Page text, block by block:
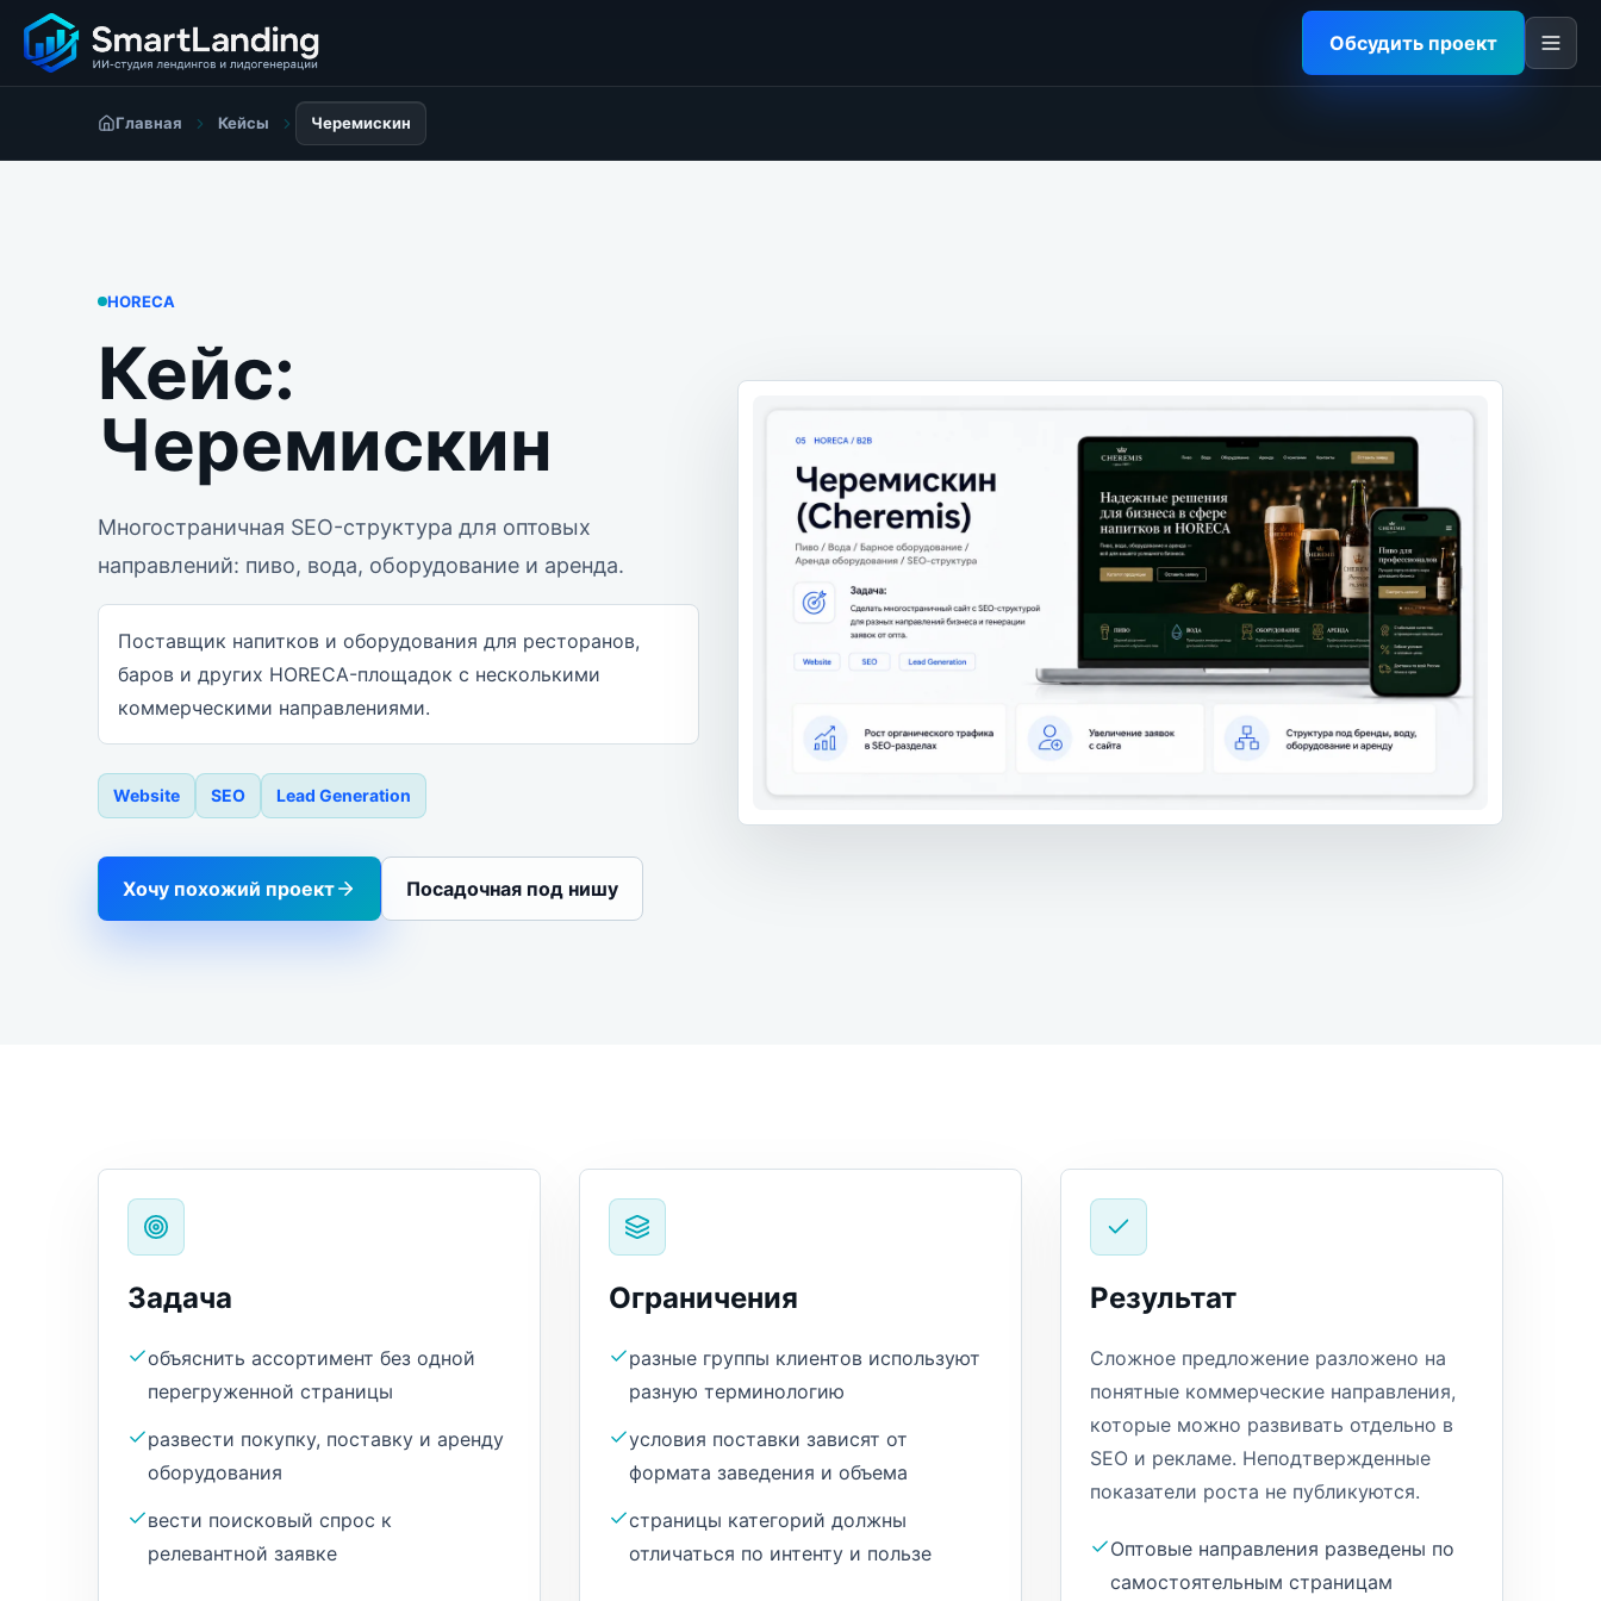
Обсудить проект
Главная Кейсы Черемискин
HORECA
Кейс:
Черемискин
Многостраничная SEO-структура для оптовых
направлений: пиво, вода, оборудование и аренда.
Поставщик напитков и оборудования для ресторанов,
баров и других HORECA-площадок с несколькими
коммерческими направлениями.
Website SEO Lead Generation
Хочу похожий проект Посадочная под нишу
Задача
объяснить ассортимент без одной
перегруженной страницы
развести покупку, поставку и аренду
оборудования
вести поисковый спрос к
релевантной заявке
Ограничения
разные группы клиентов используют
разную терминологию
условия поставки зависят от
формата заведения и объема
страницы категорий должны
отличаться по интенту и пользе
Результат
Сложное предложение разложено на
понятные коммерческие направления,
которые можно развивать отдельно в
SEO и рекламе. Неподтвержденные
показатели роста не публикуются.
Оптовые направления разведены по
самостоятельным страницам